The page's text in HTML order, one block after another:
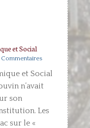
et Social
et Social
n’avait
son
Les
sur le «